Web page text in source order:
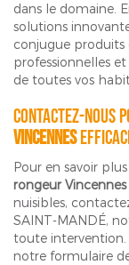
dans le domaine.
solutions
conjugue produits
professionnelles
de toutes vos
Contactez-nous
Vincennesefficace
Pour en savoir
rongeur Vincennes
nuisibles,
SAINT-MANDÉ,
toute
notre formulaire